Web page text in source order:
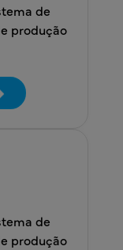
de
produção
de
produção